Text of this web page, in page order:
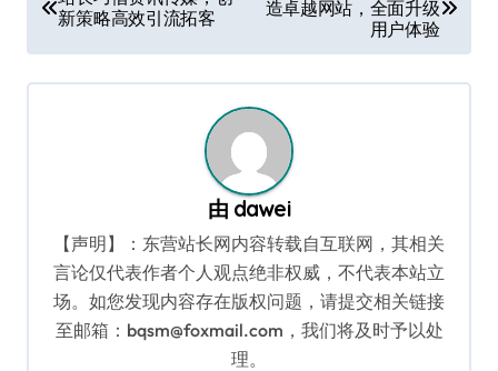
章
导
航
新策略高效引流拓客
造卓越网站，全面升级
用户体验
由 dawei
【声明】：东营站长网内容转载自互联网，其相关
言论仅代表作者个人观点绝非权威，不代表本站立
场。如您发现内容存在版权问题，请提交相关链接
至邮箱：bqsm@foxmail.com，我们将及时予以处
理。